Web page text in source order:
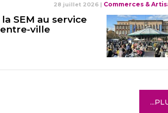
28 juillet 2026 | Commerces &
SEM au service
ville